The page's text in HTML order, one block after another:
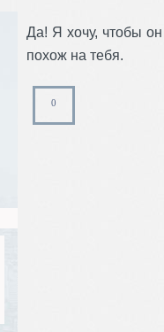
Да! Я хочу, чтобы
похож на тебя.
0